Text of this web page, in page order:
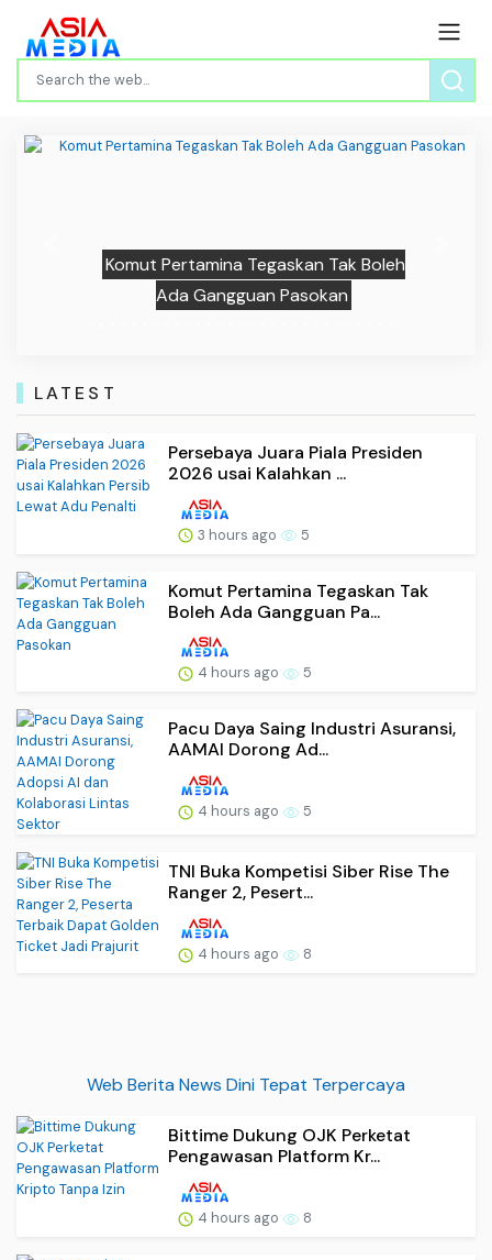
Komut Pertamina Tegaskan Tak Boleh
Ada Gangguan Pasokan
Previous
LATEST
Persebaya Juara Piala Presiden
2026 usai Kalahkan ...
3 hours ago 5
Komut Pertamina Tegaskan Tak
Boleh Ada Gangguan Pa...
4 hours ago 5
Pacu Daya Saing Industri Asuransi,
AAMAI Dorong Ad...
4 hours ago 5
TNI Buka Kompetisi Siber Rise The
Ranger 2, Pesert...
4 hours ago 8
Web Berita News Dini Tepat Terpercaya
Bittime Dukung OJK Perketat
Pengawasan Platform Kr...
4 hours ago 8